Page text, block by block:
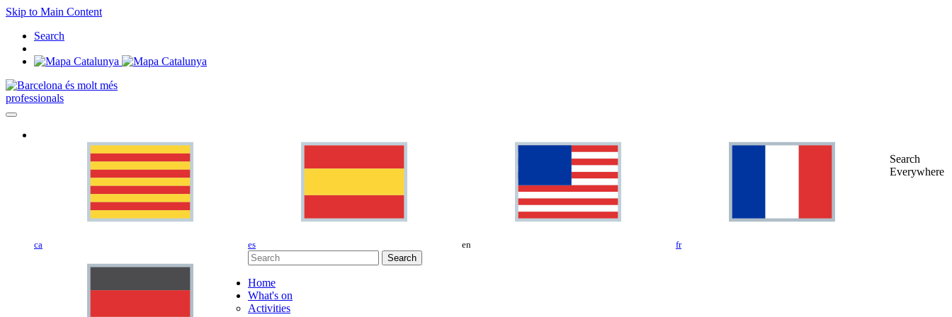
Skip to Main Content
Search
professionals
ca es en fr
Search
Everywhere
Search
Home
What's on
Activities